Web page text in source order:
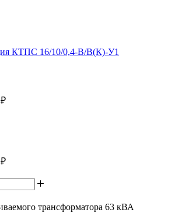
КТПС 16/10/0,4-В/В(К)-У1
₽
₽
трансформатора 63 кВА